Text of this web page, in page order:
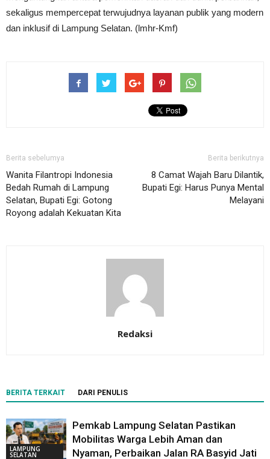
sekaligus mempercepat terwujudnya layanan publik yang modern
dan inklusif di Lampung Selatan. (lmhr-Kmf)
Berita sebelumya
Wanita Filantropi Indonesia
Bedah Rumah di Lampung
Selatan, Bupati Egi: Gotong
Royong adalah Kekuatan Kita
Berita berikutnya
8 Camat Wajah Baru Dilantik,
Bupati Egi: Harus Punya Mental
Melayani
Redaksi
BERITA TERKAIT DARI PENULIS
LAMPUNG
SELATAN
Pemkab Lampung Selatan Pastikan
Mobilitas Warga Lebih Aman dan
Nyaman, Perbaikan Jalan RA Basyid Jati